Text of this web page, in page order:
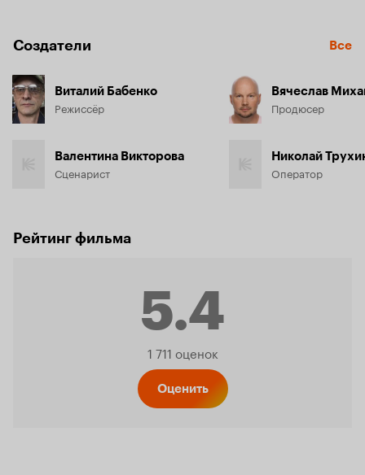
Создатели Все
Виталий Бабенко
Режиссёр
Валентина Викторова
Сценарист
Вячеслав
Продюсер
Николай
Оператор
Рейтинг фильма
5.4
Рейтинг
1 711 оценок
Оценить